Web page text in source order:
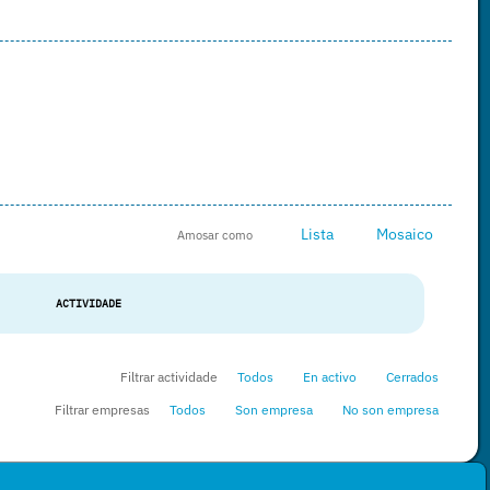
Amosar como Lista Mosaico
ACTIVIDADE
Filtrar actividade Todos En activo
Cerrados
Filtrar empresas
Todos Son empresa No son empresa